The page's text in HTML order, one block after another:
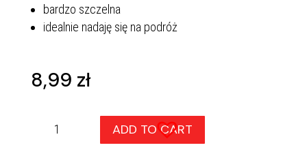
bardzo szczelna
idealnie nadaję się na podróż
8,99 zł
ADD TO CART